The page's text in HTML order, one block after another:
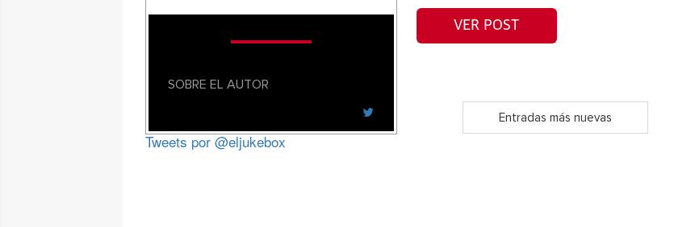
VER POST
Entradas más nuevas
SOBRE EL AUTOR
Tweets por @eljukebox